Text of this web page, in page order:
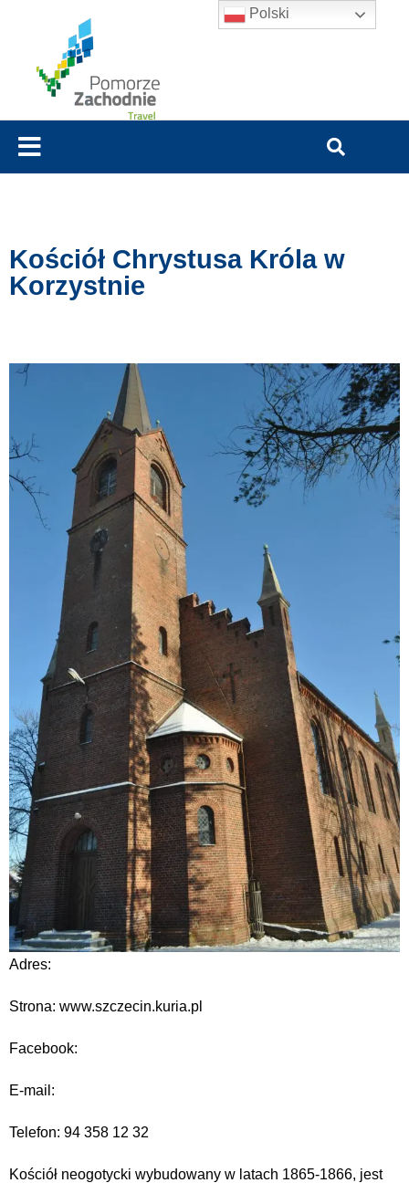
Kościół Chrystusa Króla w
Korzystnie
Adres:
Strona: www.szczecin.kuria.pl
Facebook:
E-mail:
Telefon: 94 358 12 32
Kościół neogotycki wybudowany w latach 1865-1866, jest
Polski